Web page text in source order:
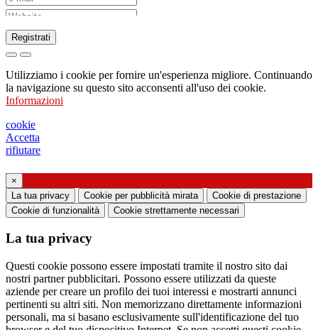
Richiesta di invio di catalogo
Richiesta di essere contattato da un vostro
funzionario di vendita
Richiesta di supporto o di progettazione
illuminotecnica
Richiesta di webinar o training formativo sui
prodotti Ghidini & Lucitalia
Manifestazione del consenso (art. 7 Regolamento
UE n. 2016/679)
Dichiaro di aver preso visione dell’informativa
al trattamento dei dati personali
Acconsento al trattamento dei miei dati
Registrati
Utilizziamo i cookie per fornire un'esperienza migliore. Continuando
la navigazione su questo sito acconsenti all'uso dei cookie.
Informazioni
cookie
Accetta
rifiutare
×
La tua privacy
Cookie per pubblicità mirata
Cookie di prestazione
Cookie di funzionalità
Cookie strettamente necessari
La tua privacy
Questi cookie possono essere impostati tramite il nostro sito dai
nostri partner pubblicitari. Possono essere utilizzati da queste
aziende per creare un profilo dei tuoi interessi e mostrarti annunci
pertinenti su altri siti. Non memorizzano direttamente informazioni
personali, ma si basano esclusivamente sull'identificazione del tuo